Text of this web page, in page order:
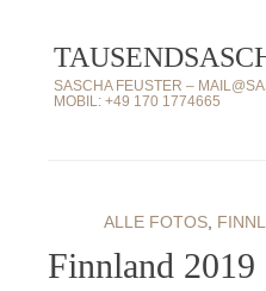
Inhalt
springen
SASCHA FEUSTER –
MOBIL: +49 170 1774665
ALLE FOTOS
Finnland 2019